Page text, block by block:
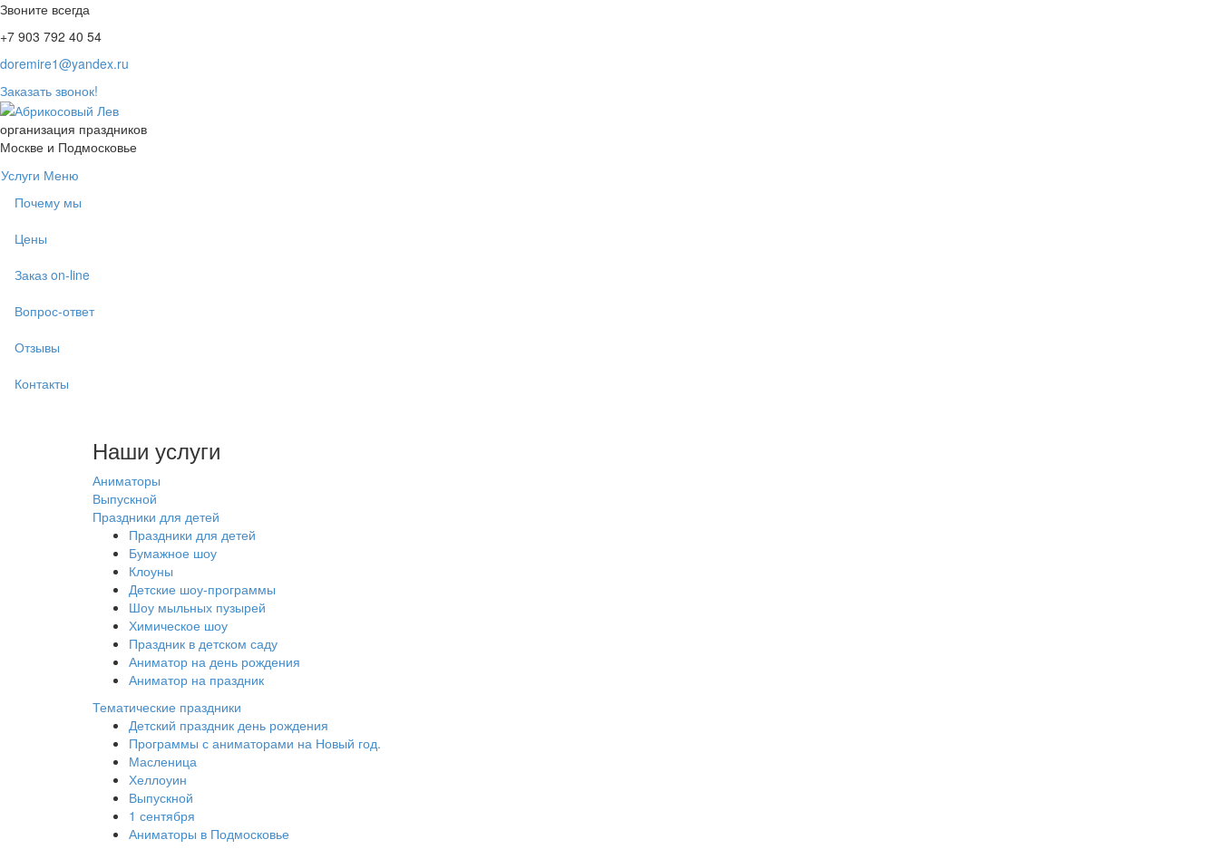
Звоните всегда
+7 903 792 40 54
doremire1@yandex.ru
Заказать звонок!
организация праздников
Москве и Подмосковье
Услуги Меню
Почему мы
Цены
Заказ on-line
Вопрос-ответ
Отзывы
Контакты
Наши услуги
Аниматоры
Выпускной
Праздники для детей
Праздники для детей
Бумажное шоу
Клоуны
Детские шоу-программы
Шоу мыльных пузырей
Химическое шоу
Праздник в детском саду
Аниматор на день рождения
Аниматор на праздник
Тематические праздники
Детский праздник день рождения
Программы с аниматорами на Новый год.
Масленица
Хеллоуин
Выпускной
1 сентября
Аниматоры в Подмосковье